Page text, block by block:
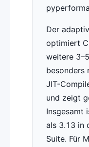
Der
optimiert
weitere
besonders
JIT-
und zeigt
Insgesamt
als 3.13 in
Suite. Für